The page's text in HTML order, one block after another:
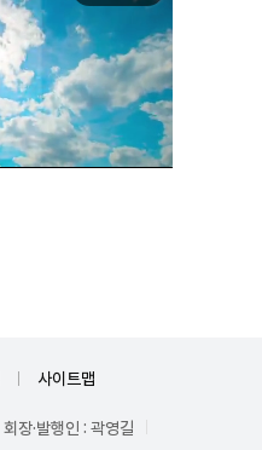
사이트맵
회장·발행인 : 곽영길